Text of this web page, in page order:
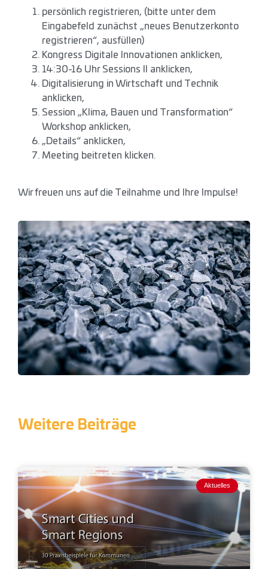
persönlich registrieren, (bitte unter dem
Eingabefeld zunächst „neues Benutzerkonto
registrieren“, ausfüllen)
Kongress Digitale Innovationen anklicken,
14:30-16 Uhr Sessions II anklicken,
Digitalisierung in Wirtschaft und Technik
anklicken,
Session „Klima, Bauen und Transformation“
Workshop anklicken,
„Details“ anklicken,
Meeting beitreten klicken.
Wir freuen uns auf die Teilnahme und Ihre Impulse!
Weitere Beiträge
Aktuelles